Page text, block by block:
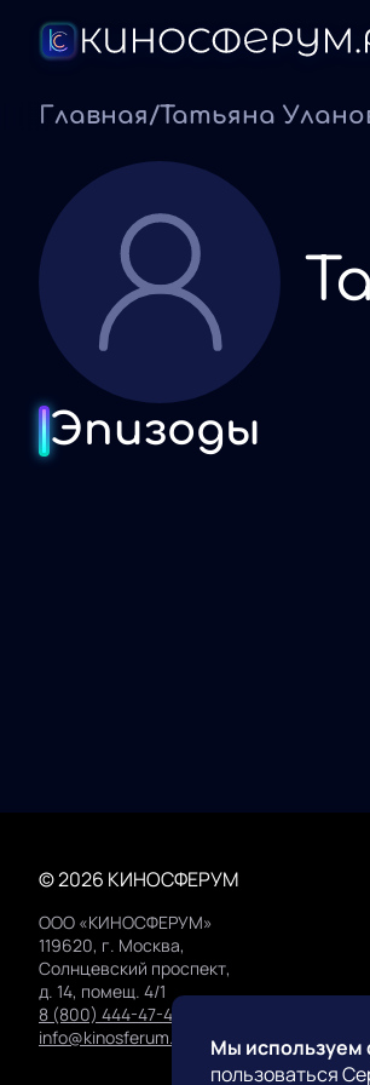
Главная/Татьяна
Эпизоды
Мы используем
пользоваться
© 2026 КИНОСФЕРУМ
ООО «КИНОСФЕРУМ»
119620, г. Москва,
Солнцевский проспект,
д. 14, помещ. 4/1
8 (800) 444-47-42
info@kinosferum.org